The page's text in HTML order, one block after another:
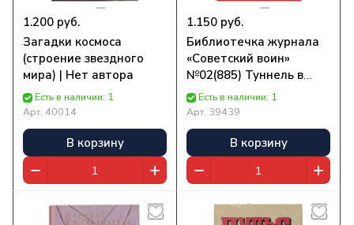
1.200 руб.
Загадки космоса
(строение звездного
мира) | Нет автора
Есть в наличии: 1
Арт. 40014
В корзину
1.150 руб.
Библиотечка журнала
«Советский воин»
№02(885) Туннель в
небе. Месть Посейдона
Есть в наличии: 1
Арт. 39439
В корзину